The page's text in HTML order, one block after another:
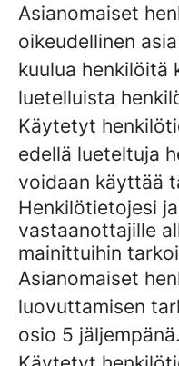
Asianomaiset
oikeudellinen
kuulua henkilöitä
luetelluista
Käytetyt
edellä lueteltuja
voidaan käyttää
Henkilötietojesi
vastaanottajille
mainittuihin
Asianomaiset
luovuttamisen
osio 5 jäljempänä.